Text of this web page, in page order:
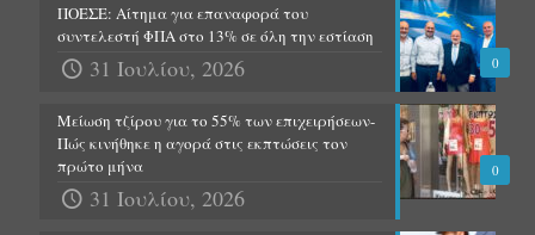
0
ΠΟΕΣΕ: Αίτημα για επαναφορά του
συντελεστή ΦΠΑ στο 13% σε όλη την εστίαση
31 Ιουλίου, 2026
0
Μείωση τζίρου για το 55% των επιχειρήσεων-
Πώς κινήθηκε η αγορά στις εκπτώσεις τον
πρώτο μήνα
31 Ιουλίου, 2026